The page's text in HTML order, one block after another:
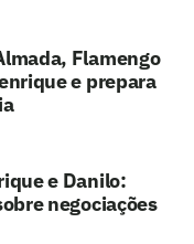
Flamengo
e prepara
e Danilo:
negociações